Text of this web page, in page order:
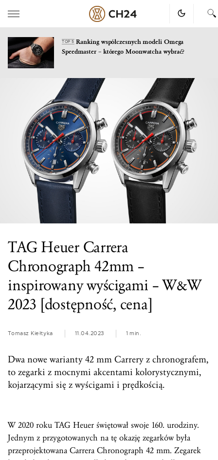
TOP 5Ranking współczesnych modeli Omega
Speedmaster – którego Moonwatcha wybrać?
TAG Heuer Carrera
Chronograph 42mm –
inspirowany wyścigami – W&W
2023 [dostępność, cena]
Tomasz Kiełtyka 11.04.2023 1 min.
Dwa nowe warianty 42 mm Carrery z chronografem,
to zegarki z mocnymi akcentami kolorystycznymi,
kojarzącymi się z wyścigami i prędkością.
W 2020 roku TAG Heuer świętował swoje 160. urodziny.
Jednym z przygotowanych na tę okazję zegarków była
przeprojektowana Carrera Chronograph 42 mm. Zegarek